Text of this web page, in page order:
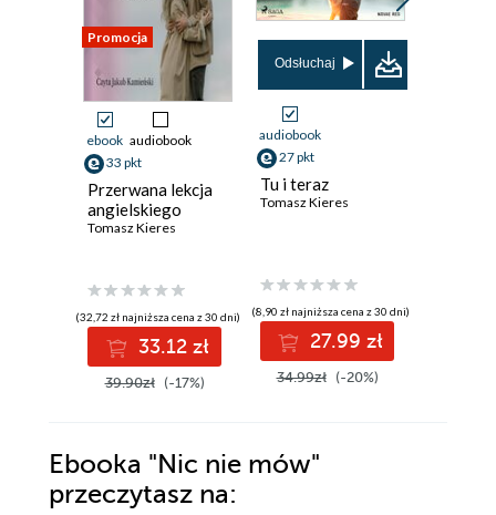
Promocja
ebook audiobook
33 pkt
Przerwana lekcja
angielskiego
Tomasz Kieres
(32,72 zł najniższa cena z 30 dni)
33.12 zł
39.90zł (-17%)
Odsłuchaj
audiobook
27 pkt
Tu i teraz
Tomasz Kieres
(8,90 zł najniższa cena z 30 dni)
27.99 zł
34.99zł (-20%)
Ebooka "Nic nie mów"
przeczytasz na: